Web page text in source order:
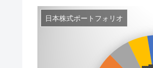
日本株式ポートフォリオ